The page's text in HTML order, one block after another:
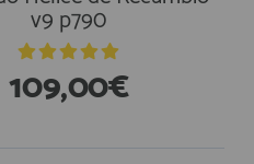
v9 p790
109,00€